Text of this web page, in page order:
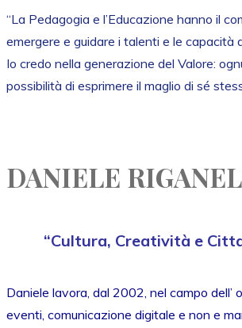
“La Pedagogia e l’Educazione hanno il
emergere e guidare i talenti e le capacità
Io credo nella generazione del Valore:
possibilità di esprimere il maglio di sé
DANIELE
“Cultura, Creatività e
Daniele lavora, dal 2002, nel campo dell’
eventi, comunicazione digitale e non e